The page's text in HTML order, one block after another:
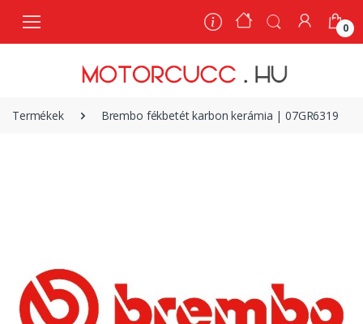
0
Termékek Brembo fékbetét karbon kerámia | 07GR6319
0